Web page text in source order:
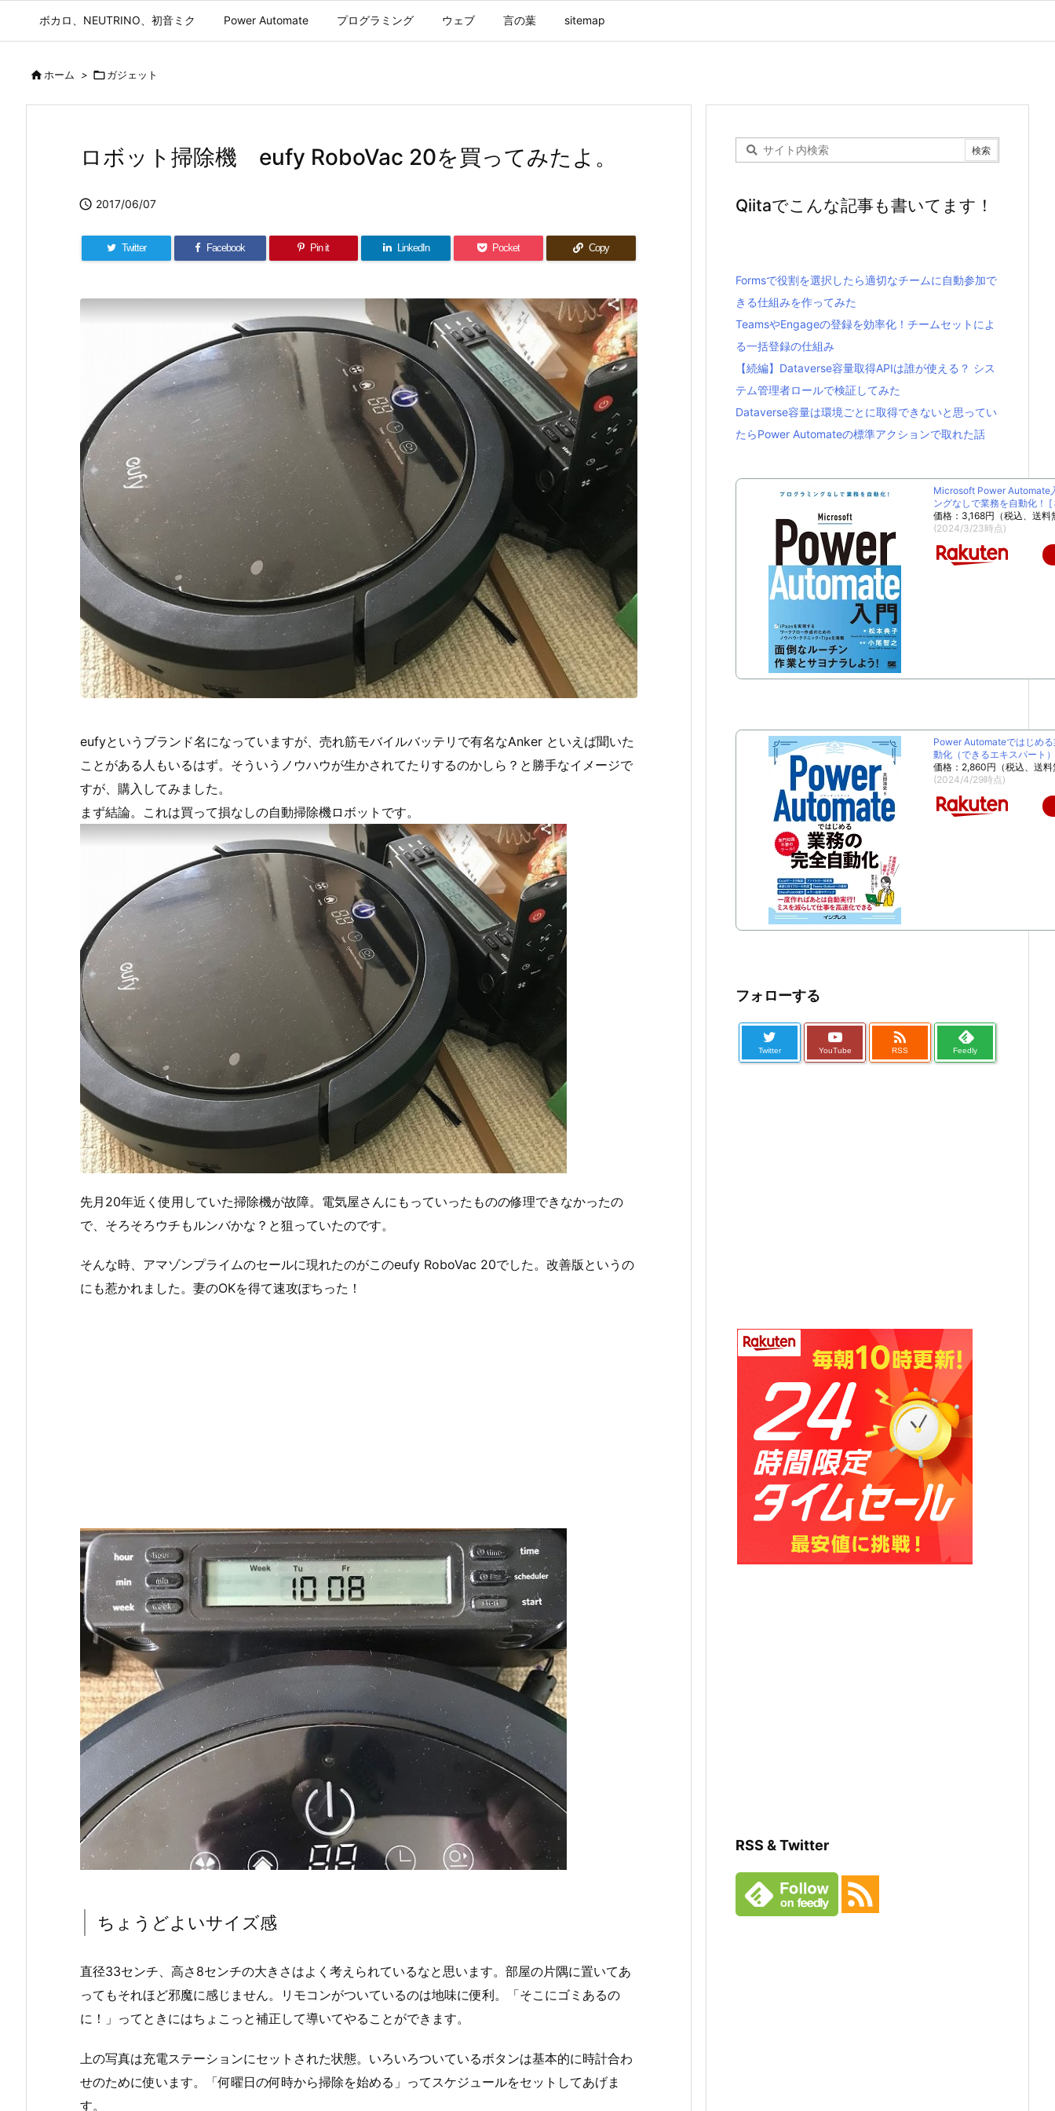
ボカロ、NEUTRINO、初音ミク Power Automate プログラミング ウェブ 言の葉 sitemap
ホーム > ガジェット
ロボット掃除機 eufy RoboVac 20を買ってみたよ。
 2017/06/07
Twitter Facebook Pin it LinkedIn Pocket Copy
eufyというブランド名になっていますが、売れ筋モバイルバッテリで有名なAnker といえば聞いた
ことがある人もいるはず。そういうノウハウが生かされてたりするのかしら？と勝手なイメージで
すが、購入してみました。
まず結論。これは買って損なしの自動掃除機ロボットです。
先月20年近く使用していた掃除機が故障。電気屋さんにもっていったものの修理できなかったの
で、そろそろウチもルンバかな？と狙っていたのです。
そんな時、アマゾンプライムのセールに現れたのがこのeufy RoboVac 20でした。改善版というの
にも惹かれました。妻のOKを得て速攻ぽちった！
ちょうどよいサイズ感
直径33センチ、高さ8センチの大きさはよく考えられているなと思います。部屋の片隅に置いてあ
ってもそれほど邪魔に感じません。リモコンがついているのは地味に便利。「そこにゴミあるの
に！」ってときにはちょこっと補正して導いてやることができます。
上の写真は充電ステーションにセットされた状態。いろいろついているボタンは基本的に時計合わ
せのために使います。「何曜日の何時から掃除を始める」ってスケジュールをセットしてあげま
す。
Qiitaでこんな記事も書いてます！
Formsで役割を選択したら適切なチームに自動参加で
きる仕組みを作ってみた
TeamsやEngageの登録を効率化！チームセットによ
る一括登録の仕組み
【続編】Dataverse容量取得APIは誰が使える？ シス
テム管理者ロールで検証してみた
Dataverse容量は環境ごとに取得できないと思ってい
たらPower Automateの標準アクションで取れた話
Microsoft Power Automate
ングなしで業務を自動化！ [
価格：3,168円（税込、送料
(2024/3/23時点)
Power Automateではじめ
動化（できるエキスパート
価格：2,860円（税込、送料
(2024/4/29時点)
フォローする
Twitter YouTube

RSS Feedly
RSS & Twitter